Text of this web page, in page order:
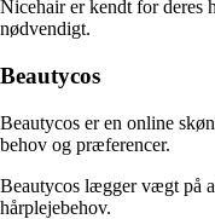
Nicehair er kendt for deres
nødvendigt.
Beautycos
Beautycos er en online
behov og præferencer.
Beautycos lægger vægt på
hårplejebehov.